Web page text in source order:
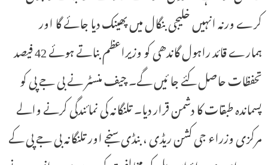
کرے ورنہ انہیں خلیجی بنگال میں پھینک دیا جائے گا اور
ہمارے قائد راہول گاندھی کو وزیراعظم بناتے ہوئے 42 فیصد
تحفظات حاصل کئے جا ئیں گے۔ چیف منسٹر نے بی جے پی کو
پسماندہ طبقات کا دشمن قرار دیا۔ تلنگانہ کی نمائندگی کرنے والے
مرکزی وزراء جی کشن ریڈی ، بنڈی سنجے اور تلنگانہ بی جے پی کے